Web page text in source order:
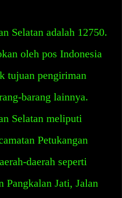
Selatan adalah 12750.
oleh pos Indonesia
tujuan pengiriman
barang lainnya.
Selatan meliputi
Petukangan
daerah seperti
Pangkalan Jati, Jalan